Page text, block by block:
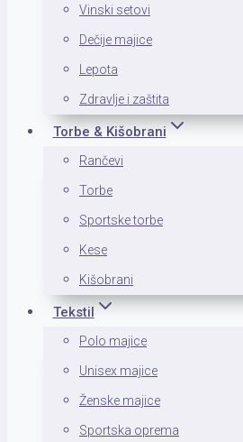
Vinski setovi
Dečije majice
Lepota
Zdravlje i zaštita
Torbe & Kišobrani
Rančevi
Torbe
Sportske torbe
Kese
Kišobrani
Tekstil
Polo majice
Unisex majice
Ženske majice
Sportska oprema